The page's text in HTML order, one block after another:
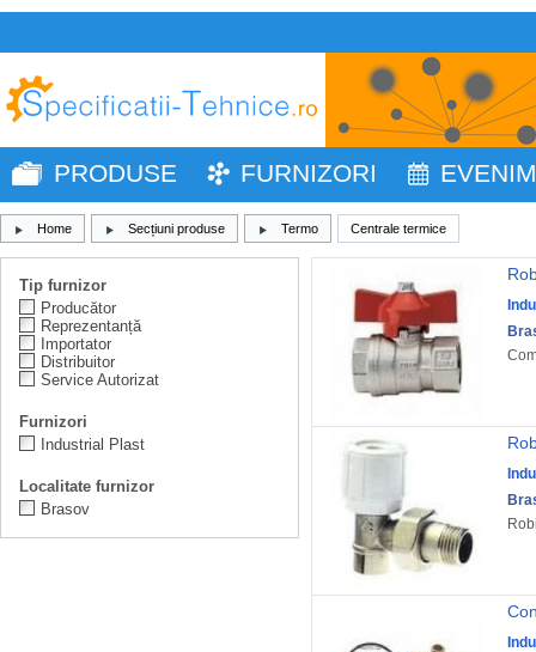
PRODUSE FURNIZORI
Home Secțiuni produse Termo Centrale termice
Tip furnizor
Producător
Reprezentanță
Importator
Distribuitor
Service Autorizat
Furnizori
Industrial Plast
Localitate furnizor
Brasov